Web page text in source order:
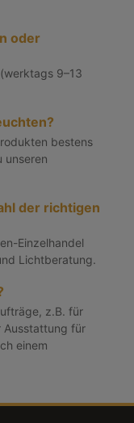
oder
9–13
bestens
unseren
der richtigen
Einzelhandel
Lichtberatung.
z.B. für
Ausstattung für
einem